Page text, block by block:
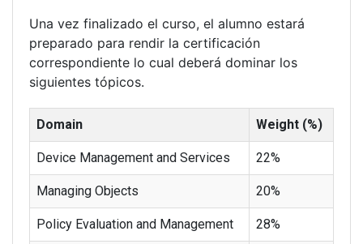
Una vez finalizado el curso, el alumno estará
preparado para rendir la certificación
correspondiente lo cual deberá dominar los
siguientes tópicos.
Domain Weight (%)
Device Management and Services 22%
Managing Objects 20%
Policy Evaluation and Management 28%